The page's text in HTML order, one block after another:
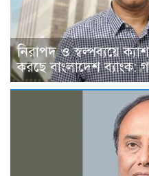
নিরাপদ ও স্বল্পব্যয়ে
করছে বাংলাদেশ ব্যাংক: